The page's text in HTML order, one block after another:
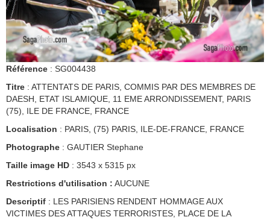
Référence : SG004438
Titre : ATTENTATS DE PARIS, COMMIS PAR DES MEMBRES DE
DAESH, ETAT ISLAMIQUE, 11 EME ARRONDISSEMENT, PARIS
(75), ILE DE FRANCE, FRANCE
Localisation : PARIS, (75) PARIS, ILE-DE-FRANCE, FRANCE
Photographe : GAUTIER Stephane
Taille image HD : 3543 x 5315 px
Restrictions d'utilisation : AUCUNE
Descriptif : LES PARISIENS RENDENT HOMMAGE AUX
VICTIMES DES ATTAQUES TERRORISTES, PLACE DE LA